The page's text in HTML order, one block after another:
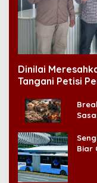
Dinilai
Tangani Petisi
Biar